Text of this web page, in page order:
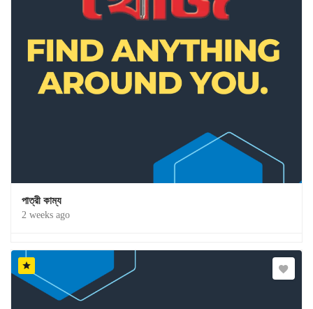
পাত্রী কাম্য
2 weeks ago